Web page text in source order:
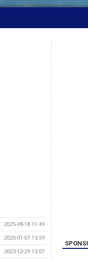
2025-08-18 11:49
2025-01-07 13:59
2023-12-29 13:07